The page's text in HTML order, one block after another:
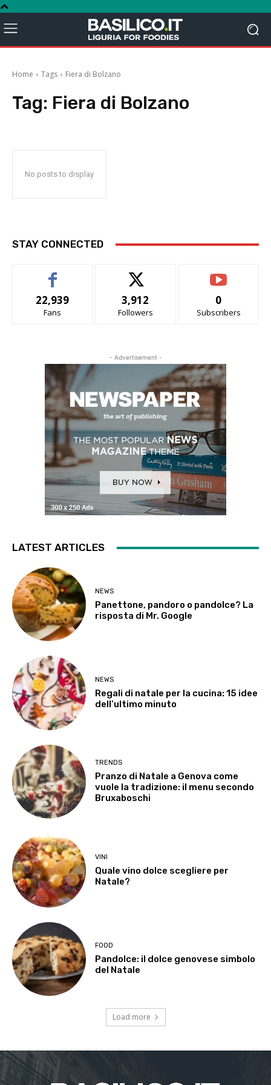
Home Tags Fiera di Bolzano
Tag: Fiera di Bolzano
No posts to display
STAY CONNECTED
22,939
Fans
3,912
Followers
0
Subscribers
- Advertisement -
LATEST ARTICLES
NEWS
Panettone, pandoro o pandolce? La
risposta di Mr. Google
NEWS
Regali di natale per la cucina: 15 idee
dell’ultimo minuto
TRENDS
Pranzo di Natale a Genova come
vuole la tradizione: il menu secondo
Bruxaboschi
VINI
Quale vino dolce scegliere per
Natale?
FOOD
Pandolce: il dolce genovese simbolo
del Natale
Load more